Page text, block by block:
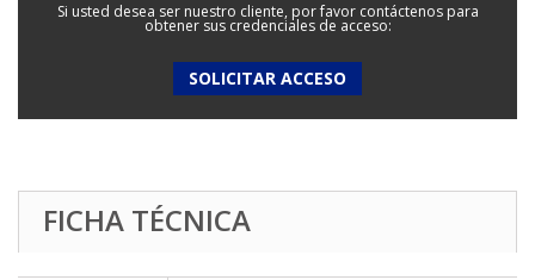
Si usted desea ser nuestro cliente, por favor contáctenos para
obtener sus credenciales de acceso:
SOLICITAR ACCESO
FICHA TÉCNICA